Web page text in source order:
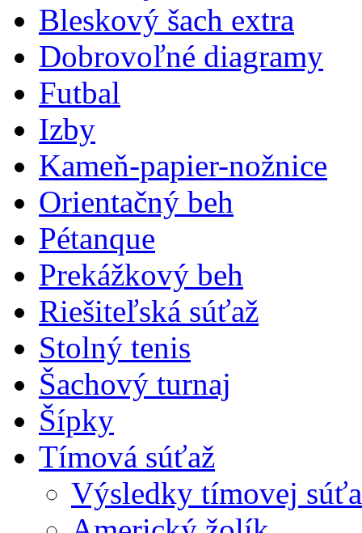
Bleskový šach extra
Dobrovoľné diagramy
Futbal
Izby
Kameň-papier-nožnice
Orientačný beh
Pétanque
Prekážkový beh
Riešiteľská súťaž
Stolný tenis
Šachový turnaj
Šípky
Tímová súťaž
Výsledky tímovej